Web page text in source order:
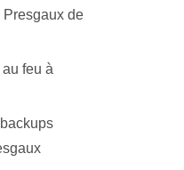
Presgaux de
feu à